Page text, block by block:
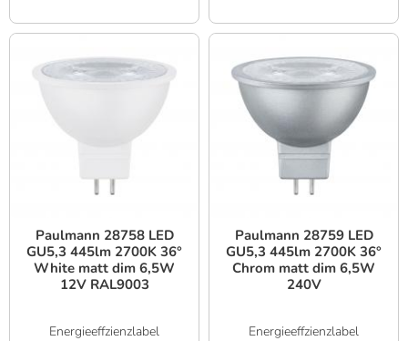
Paulmann 28758 LED
GU5,3 445lm 2700K 36°
White matt dim 6,5W
12V RAL9003
Energieeffzienzlabel
Paulmann 28759 LED
GU5,3 445lm 2700K 36°
Chrom matt dim 6,5W
240V
Energieeffzienzlabel